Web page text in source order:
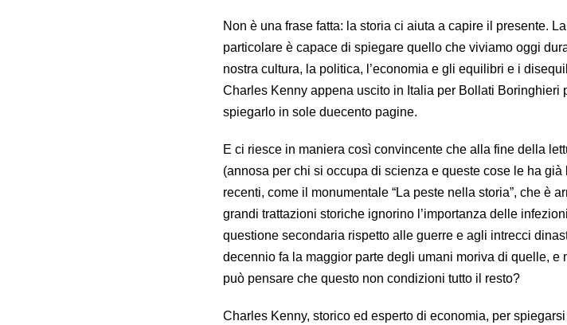
Non è una frase fatta: la storia ci aiuta a capire il presente.
particolare è capace di spiegare quello che viviamo oggi
nostra cultura, la politica, l’economia e gli equilibri e i
Charles Kenny appena uscito in Italia per Bollati Boringhieri
spiegarlo in sole duecento pagine.
E ci riesce in maniera così convincente che alla fine della
(annosa per chi si occupa di scienza e queste cose le ha
recenti, come il monumentale “La peste nella storia”, che è
grandi trattazioni storiche ignorino l’importanza delle
questione secondaria rispetto alle guerre e agli intrecci
decennio fa la maggior parte degli umani moriva di quelle, e
può pensare che questo non condizioni tutto il resto?
Charles Kenny, storico ed esperto di economia, per